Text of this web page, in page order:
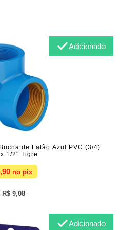
de Latão Azul PVC (3/4)
1/2" Tigre
R$ 9,08
Adicionado
Adicionado